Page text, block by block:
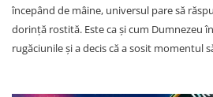
începând de mâine, universul pare să
dorință rostită. Este ca și cum Dumnezeu
rugăciunile și a decis că a sosit momentul